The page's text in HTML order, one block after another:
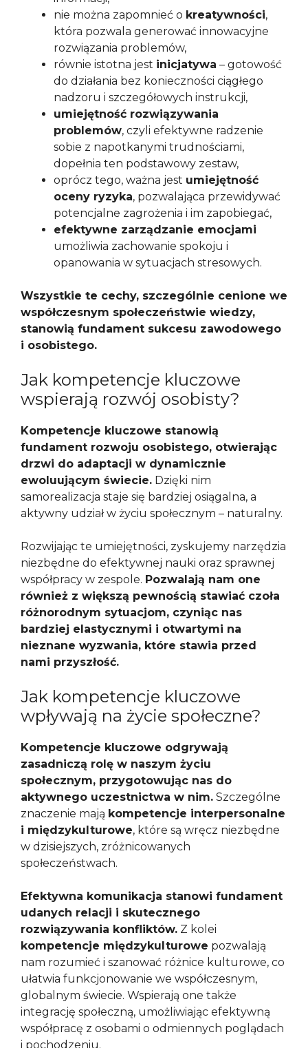
nie można zapomnieć o kreatywności,
która pozwala generować innowacyjne
rozwiązania problemów,
równie istotna jest inicjatywa – gotowość
do działania bez konieczności ciągłego
nadzoru i szczegółowych instrukcji,
umiejętność rozwiązywania
problemów, czyli efektywne radzenie
sobie z napotkanymi trudnościami,
dopełnia ten podstawowy zestaw,
oprócz tego, ważna jest umiejętność
oceny ryzyka, pozwalająca przewidywać
potencjalne zagrożenia i im zapobiegać,
efektywne zarządzanie emocjami
umożliwia zachowanie spokoju i
opanowania w sytuacjach stresowych.
Wszystkie te cechy, szczególnie cenione we
współczesnym społeczeństwie wiedzy,
stanowią fundament sukcesu zawodowego
i osobistego.
Jak kompetencje kluczowe
wspierają rozwój osobisty?
Kompetencje kluczowe stanowią
fundament rozwoju osobistego, otwierając
drzwi do adaptacji w dynamicznie
ewoluującym świecie. Dzięki nim
samorealizacja staje się bardziej osiągalna, a
aktywny udział w życiu społecznym – naturalny.
Rozwijając te umiejętności, zyskujemy narzędzia
niezbędne do efektywnej nauki oraz sprawnej
współpracy w zespole. Pozwalają nam one
również z większą pewnością stawiać czoła
różnorodnym sytuacjom, czyniąc nas
bardziej elastycznymi i otwartymi na
nieznane wyzwania, które stawia przed
nami przyszłość.
Jak kompetencje kluczowe
wpływają na życie społeczne?
Kompetencje kluczowe odgrywają
zasadniczą rolę w naszym życiu
społecznym, przygotowując nas do
aktywnego uczestnictwa w nim. Szczególne
znaczenie mają kompetencje interpersonalne
i międzykulturowe, które są wręcz niezbędne
w dzisiejszych, zróżnicowanych
społeczeństwach.
Efektywna komunikacja stanowi fundament
udanych relacji i skutecznego
rozwiązywania konfliktów. Z kolei
kompetencje międzykulturowe pozwalają
nam rozumieć i szanować różnice kulturowe, co
ułatwia funkcjonowanie we współczesnym,
globalnym świecie. Wspierają one także
integrację społeczną, umożliwiając efektywną
współpracę z osobami o odmiennych poglądach
i pochodzeniu.